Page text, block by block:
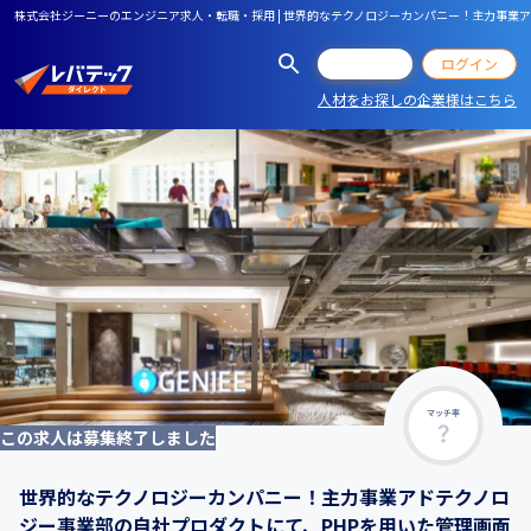
株式会社ジーニーのエンジニア求人・転職・採用 | 世界的なテクノロジーカンパニー！主力事
ログイン
人材をお探しの企業様はこちら
マッチ率
この求人は募集終了しました
世界的なテクノロジーカンパニー！主力事業アドテクノロ
ジー事業部の自社プロダクトにて、PHPを用いた管理画面